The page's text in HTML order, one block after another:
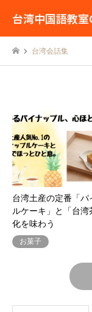
台湾中国語教
台湾会話集
台湾土産の定番「パ
ルケーキ」と「台湾
化を味わう
お菓子